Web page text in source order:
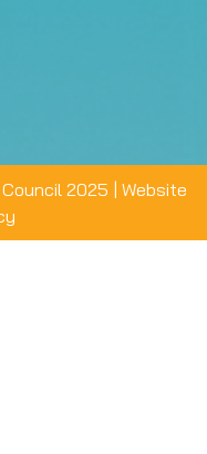
2025 | Website